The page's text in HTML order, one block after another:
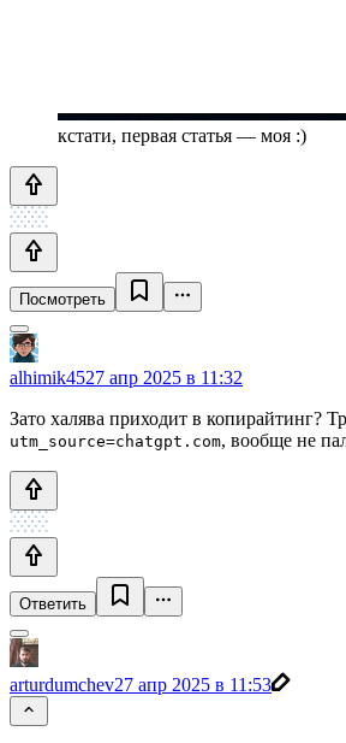
кстати, первая статья — моя :)
Посмотреть
alhimik4527 апр 2025 в 11:32
Зато халява приходит в копирайтинг?
utm_source=chatgpt.com, вообще не
Ответить
arturdumchev27 апр 2025 в 11:53